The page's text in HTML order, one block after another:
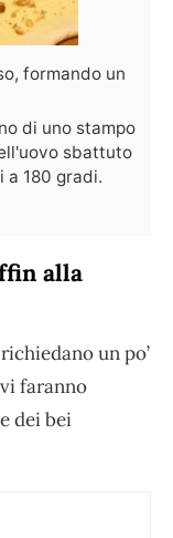
formando un
di uno stampo
sbattuto
a 180 gradi.
alla
un po’
faranno
dei bei